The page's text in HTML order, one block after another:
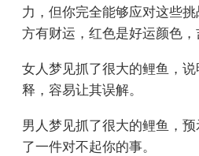
力，但你完全能够应对这些
方有财运，红色是好运颜色，
女人梦见抓了很大的鲤鱼，
释，容易让其误解。
男人梦见抓了很大的鲤鱼，
了一件对不起你的事。